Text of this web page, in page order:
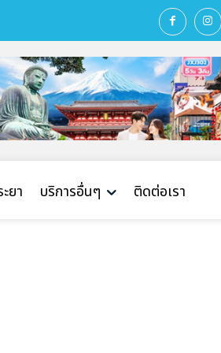
ยา บริการอื่นๆ ติดต่อเรา